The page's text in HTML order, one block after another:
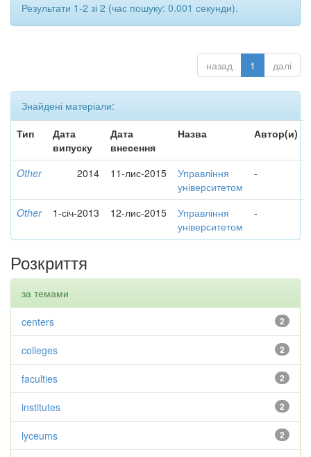
Результати 1-2 зі 2 (час пошуку: 0.001 секунди).
назад 1 далі
Знайдені матеріали:
Тип
Дата
випуску
Дата
внесення
Назва Автор(и)
Other 2014 11-лис-2015
Управління
університетом
-
Other 1-січ-2013 12-лис-2015
Управління
університетом
-
Розкриття
за темами
2
centers
2
colleges
2
faculties
2
institutes
2
lyceums